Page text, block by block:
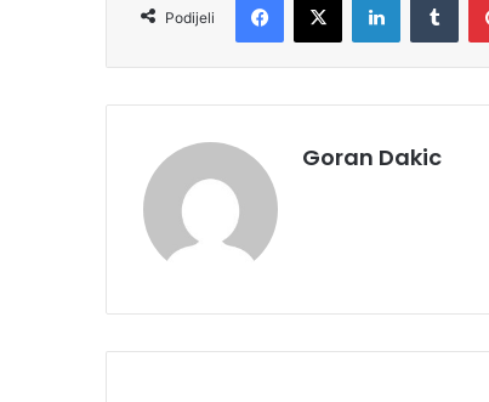
Podijeli
Goran Dakic